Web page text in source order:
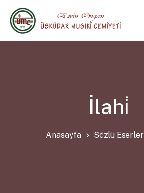
İlahi̇
Anasayfa Sözlü Eserler